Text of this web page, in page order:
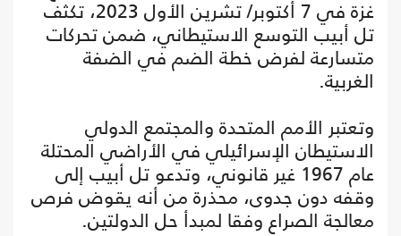
غزة في 7 أكتوبر/ تشرين الأول 2023، تكثف
تل أبيب التوسع الاستيطاني، ضمن تحركات
متسارعة لفرض خطة الضم في الضفة
الغربية.
وتعتبر الأمم المتحدة والمجتمع الدولي
الاستيطان الإسرائيلي في الأراضي المحتلة
عام 1967 غير قانوني، وتدعو تل أبيب إلى
وقفه دون جدوى، محذرة من أنه يقوض فرص
معالجة الصراع وفقا لمبدأ حل الدولتين.